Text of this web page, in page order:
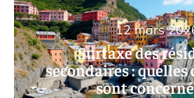
Surtaxe des
secondaires :
sont
12 mars